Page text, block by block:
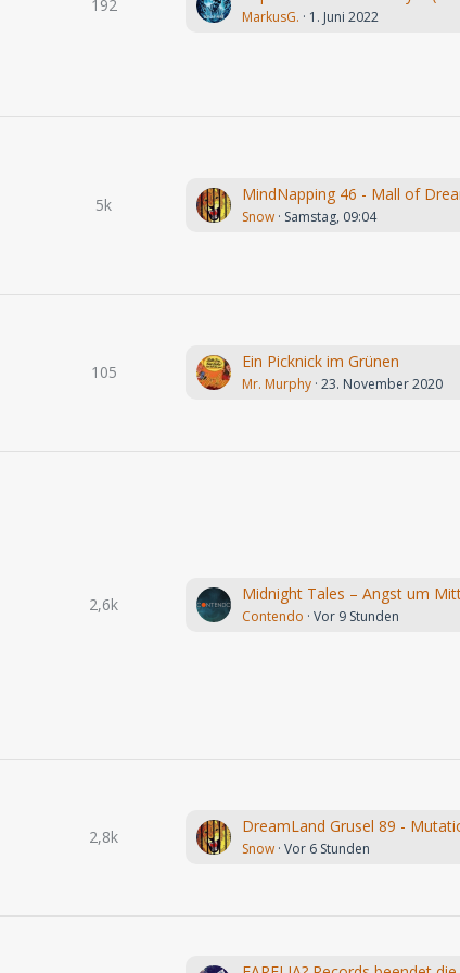
192
MarkusG. 1. Juni 2022
5k
MindNapping 46 - Mall of
Snow Samstag, 09:04
105
Ein Picknick im Grünen
Mr. Murphy 23. November 2020
2,6k
Contendo Vor 9 Stunden
2,8k
Snow Vor 6 Stunden